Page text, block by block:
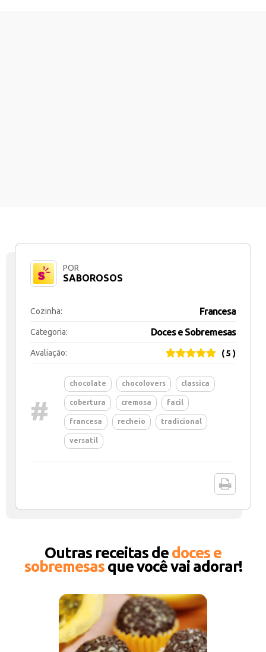
POR
SABOROSOS
Cozinha: Francesa
Categoria: Doces e Sobremesas
Avaliação: ( 5 )
#
chocolate chocolovers classica
cobertura cremosa facil
francesa recheio tradicional
versatil
Outras receitas de doces e
sobremesasque você vai adorar!